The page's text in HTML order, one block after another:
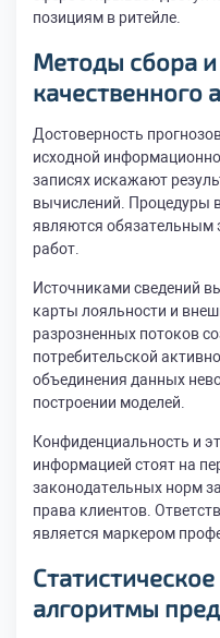
позициям в ритейле.
Методы сбора
качественного
Достоверность
исходной
записях искажают
вычислений. Процедуры
являются обязательным
работ.
Источниками сведений
карты лояльности и
разрозненных потоков
потребительской
объединения данных
построении моделей.
Конфиденциальность и
информацией стоят на
законодательных норм
права клиентов.
является маркером
алгоритмы